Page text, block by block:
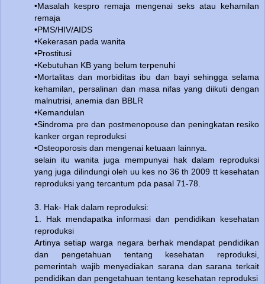
•Masalah kespro remaja mengenai seks atau kehamilan
remaja
•PMS/HIV/AIDS
•Kekerasan pada wanita
•Prostitusi
•Kebutuhan KB yang belum terpenuhi
•Mortalitas dan morbiditas ibu dan bayi sehingga selama
kehamilan, persalinan dan masa nifas yang diikuti dengan
malnutrisi, anemia dan BBLR
•Kemandulan
•Sindroma pre dan postmenopouse dan peningkatan resiko
kanker organ reproduksi
•Osteoporosis dan mengenai ketuaan lainnya.
selain itu wanita juga mempunyai hak dalam reproduksi
yang juga dilindungi oleh uu kes no 36 th 2009 tt kesehatan
reproduksi yang tercantum pda pasal 71-78.
3. Hak- Hak dalam reproduksi:
1. Hak mendapatka informasi dan pendidikan kesehatan
reproduksi
Artinya setiap warga negara berhak mendapat pendidikan
dan pengetahuan tentang kesehatan reproduksi,
pemerintah wajib menyediakan sarana dan sarana terkait
pendidikan dan pengetahuan tentang kesehatan reproduksi